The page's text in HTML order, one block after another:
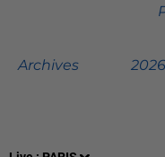
Archives 2026